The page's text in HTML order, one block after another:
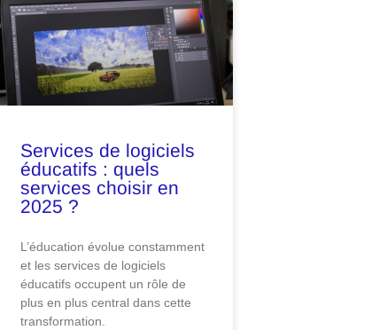
Services de logiciels
éducatifs : quels
services choisir en
2025 ?
L’éducation évolue constamment
et les services de logiciels
éducatifs occupent un rôle de
plus en plus central dans cette
transformation.